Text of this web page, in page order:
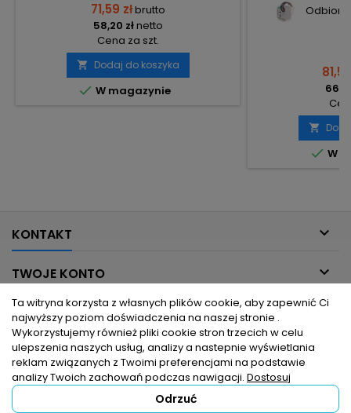
71,59 złbrutto
58,20 złnetto
Cena za szt.
 Dodaj do koszyka
 W magazynie

 W
KONTAKT 
TWOJE KONTO 
INFORMACJE DLA CIEBIE 
PRODUKTY
Ta witryna korzysta z własnych plików cookie, aby zapewnić Ci
najwyższy poziom doświadczenia na naszej stronie .
Wykorzystujemy również pliki cookie stron trzecich w celu
ulepszenia naszych usług, analizy a nastepnie wyświetlania
reklam związanych z Twoimi preferencjami na podstawie
analizy Twoich zachowań podczas nawigacji. Dostosuj
Odrzuć